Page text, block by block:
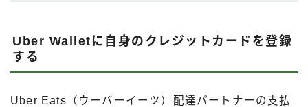
Uber Walletに自身のクレジットカードを登録
する
Uber Eats（ウーバーイーツ）配達パートナーの支払